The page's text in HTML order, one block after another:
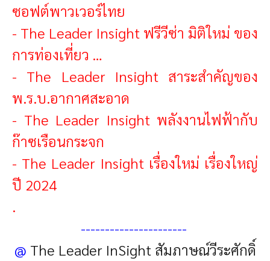
ซอฟต์พาวเวอร์ไทย
- The Leader Insight ฟรีวีซ่า มิติใหม่ ของ
การท่องเที่ยว …
- The Leader Insight สาระสำคัญของ
พ.ร.บ.อากาศสะอาด
- The Leader Insight พลังงานไฟฟ้ากับ
ก๊าซเรือนกระจก
- The Leader Insight เรื่องใหม่ เรื่องใหญ่
ปี 2024
.
----------------------
@ The Leader InSight สัมภาษณ์วีระศักดิ์